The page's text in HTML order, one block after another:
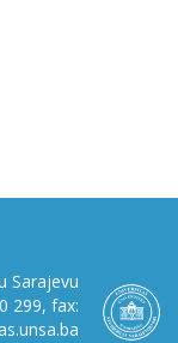
Sarajevu
299, fax: